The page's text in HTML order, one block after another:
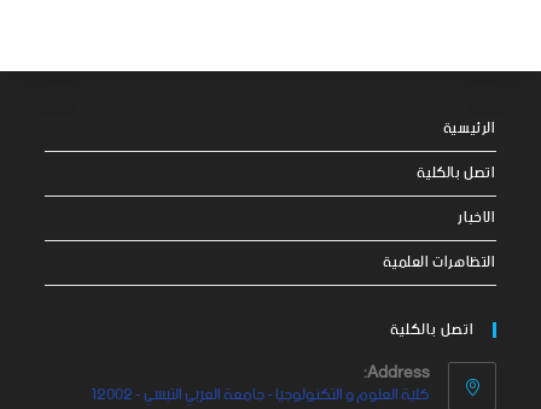
الرئيسية
اتصل بالكلية
الاخبار
التظاهرات العلمية
اتصل بالكلية
Address:
كلية العلوم و التكنولوجيا - جامعة العربي التبسي - 12002